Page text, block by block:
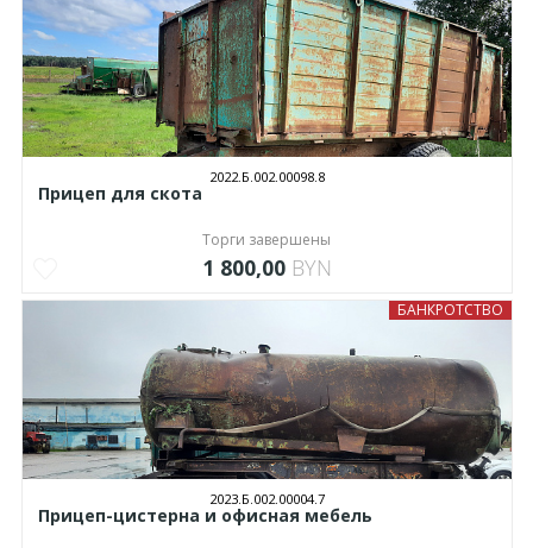
2022.Б.002.00098.8
Прицеп для скота
Торги завершены
1 800,00 BYN
БАНКРОТСТВО
2023.Б.002.00004.7
Прицеп-цистерна и офисная мебель